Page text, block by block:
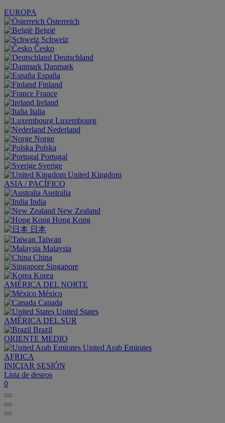
EUROPA
Österreich
België
Schweiz
Česko
Deutschland
Danmark
España
Finland
France
Ireland
Italia
Luxembourg
Nederland
Norge
Polska
Portugal
Sverige
United Kingdom
ASIA / PACÍFICO
Australia
India
New Zealand
Hong Kong
日本
Taiwan
Malaysia
China
Singapore
Korea
AMÉRICA DEL NORTE
México
Canada
United States
AMÉRICA DEL SUR
Brazil
ORIENTE MEDIO
United Arab Emirates
AFRICA
INICIAR SESIÓN
Lista de deseos
0